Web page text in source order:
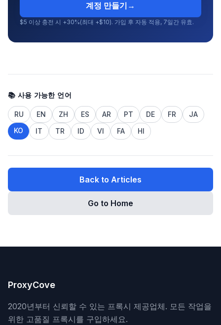
계정 만들기 →
$5 이상 충전 시 +30%(최대 +$10). 가입 후 자동 적용, 7일간 유효.
📚 사용 가능한 언어
RU EN ZH ES AR PT DE FR
JA
KO
IT TR ID VI FA HI
Back to Articles
Go to Home
ProxyCove
2020년부터 신뢰할 수 있는 프록시 제공업체. 모든 작업을
위한 고품질 프록시를 구입하세요.